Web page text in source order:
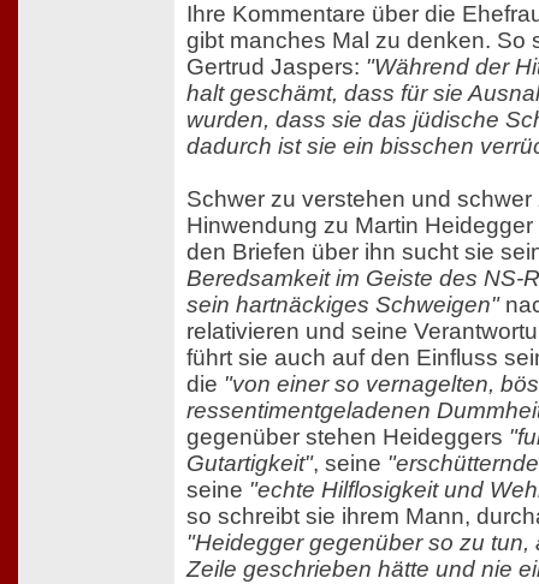
Ihre Kommentare über die
gibt manches Mal zu denken. So
Gertrud Jaspers: "Während der
halt geschämt, dass für sie
wurden, dass sie das jüdische
dadurch ist sie ein bisschen
Schwer zu verstehen und schwer
Hinwendung zu Martin
den Briefen über ihn sucht sie
Beredsamkeit im Geiste des
sein hartnäckiges Schweigen"
relativieren und seine
führt sie auch auf den Einfluss
die "von einer so vernagelten,
ressentimentgeladenen
gegenüber stehen Heideggers
Gutartigkeit", seine
seine "echte Hilflosigkeit und
so schreibt sie ihrem Mann,
"Heidegger gegenüber so zu tun,
Zeile geschrieben hätte und nie